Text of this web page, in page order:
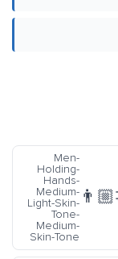
Men-
Holding-
Hands-
Medium-
Light-Skin-
Tone-
Medium-
Skin-Tone